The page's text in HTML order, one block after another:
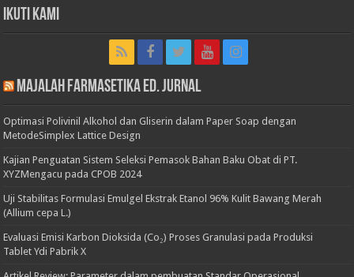
Ikuti Kami
Majalah Farmasetika Ed. Jurnal
Optimasi Polivinil Alkohol dan Gliserin dalam Paper Soap dengan
MetodeSimplex Lattice Design
Kajian Penguatan Sistem Seleksi Pemasok Bahan Baku Obat di PT.
XYZMengacu pada CPOB 2024
Uji Stabilitas Formulasi Emulgel Ekstrak Etanol 96% Kulit Bawang Merah
(Allium cepa L.)
Evaluasi Emisi Karbon Dioksida (Co₂) Proses Granulasi pada Produksi
Tablet Ydi Pabrik X